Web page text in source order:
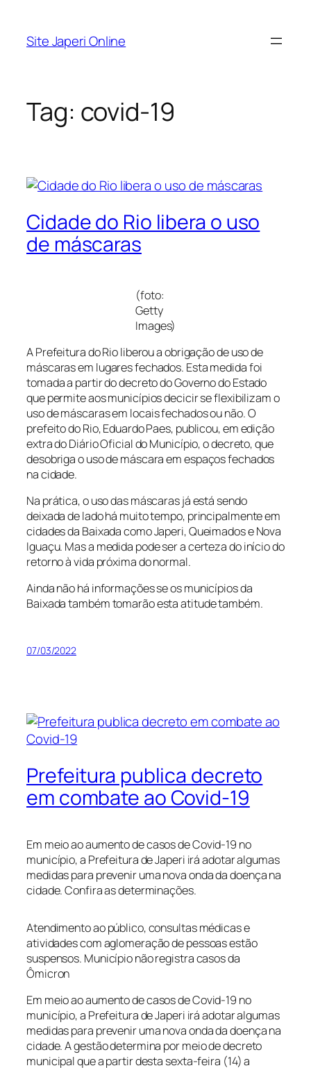
Site Japeri Online
Tag: covid-19
Cidade do Rio libera o uso
de máscaras
(foto:
Getty
Images)
A Prefeitura do Rio liberou a obrigação de uso de
máscaras em lugares fechados. Esta medida foi
tomada a partir do decreto do Governo do Estado
que permite aos municípios decicir se flexibilizam o
uso de máscaras em locais fechados ou não. O
prefeito do Rio, Eduardo Paes, publicou, em edição
extra do Diário Oficial do Município, o decreto, que
desobriga o uso de máscara em espaços fechados
na cidade.
Na prática, o uso das máscaras já está sendo
deixada de lado há muito tempo, principalmente em
cidades da Baixada como Japeri, Queimados e Nova
Iguaçu. Mas a medida pode ser a certeza do início do
retorno à vida próxima do normal.
Ainda não há informações se os municípios da
Baixada também tomarão esta atitude também.
07/03/2022
Prefeitura publica decreto
em combate ao Covid-19
Em meio ao aumento de casos de Covid-19 no
município, a Prefeitura de Japeri irá adotar algumas
medidas para prevenir uma nova onda da doença na
cidade. Confira as determinações.
Atendimento ao público, consultas médicas e
atividades com aglomeração de pessoas estão
suspensos. Município não registra casos da
Ômicron
Em meio ao aumento de casos de Covid-19 no
município, a Prefeitura de Japeri irá adotar algumas
medidas para prevenir uma nova onda da doença na
cidade. A gestão determina por meio de decreto
municipal que a partir desta sexta-feira (14) a